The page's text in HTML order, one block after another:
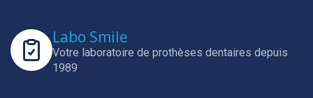
Labo Smile
Votre laboratoire de prothèses dentaires depuis
1989